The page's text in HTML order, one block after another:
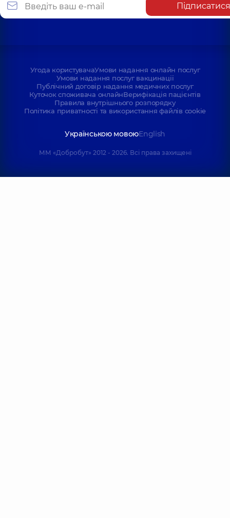
Підписатися
Угода користувачаУмови надання онлайн послуг
Умови надання послуг вакцинації
Публічний договір надання медичних послуг
Куточок споживача онлайнВерифікація пацієнтів
Правила внутрішнього розпорядку
Політика приватності та використання файлів cookie
Українською мовоюEnglish
ММ «Добробут» 2012 - 2026. Всі права захищені